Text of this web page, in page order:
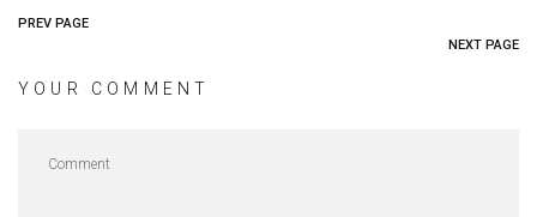
PREV PAGE
NEXT PAGE
YOUR COMMENT